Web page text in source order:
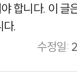
합니다. 이 글
다.
수정일: